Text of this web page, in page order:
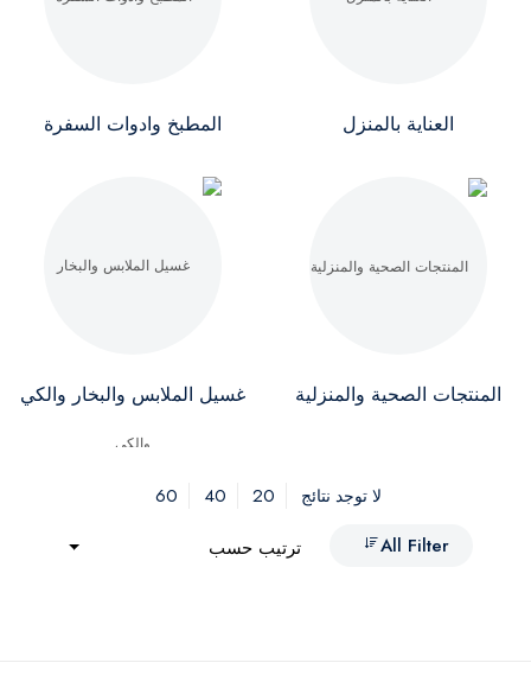
العناية بالمنزل المطبخ وادوات السفرة
المنتجات الصحية والمنزلية غسيل الملابس والبخار والكي
لا توجد نتائج 20
40
60
All Filter
ترتيب حسب